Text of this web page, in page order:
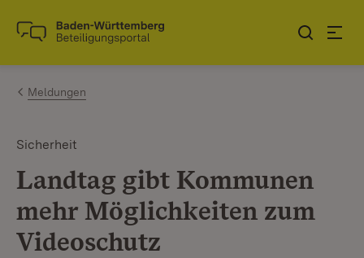
Zum Inhalt springen
Link zur Startseite
Meldungen
Sicherheit
Landtag gibt Kommunen
mehr Möglichkeiten zum
Videoschutz